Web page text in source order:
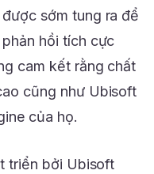
sớm tung ra để
hồi tích cực
cam kết rằng chất
cũng như Ubisoft
của họ.
triển bởi Ubisoft